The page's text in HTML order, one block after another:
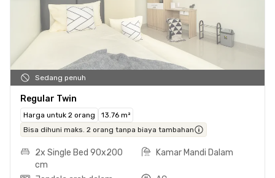
Sedang penuh
Regular Twin
Harga untuk 2 orang
13.76 m²
Bisa dihuni maks. 2 orang tanpa biaya tambahan
2x Single Bed 90x200
cm
Kamar Mandi Dalam